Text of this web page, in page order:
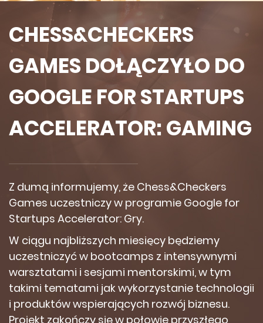
CHESS&CHECKERS
GAMES DOŁĄCZYŁO DO
GOOGLE FOR STARTUPS
ACCELERATOR: GAMING
Z dumą informujemy, że Chess&Checkers
Games uczestniczy w programie Google for
Startups Accelerator: Gry.
W ciągu najbliższych miesięcy będziemy
uczestniczyć w bootcamps z intensywnymi
warsztatami i sesjami mentorskimi, w tym
takimi tematami jak wykorzystanie technologii
i produktów wspierających rozwój biznesu.
Projekt zakończy się w połowie przyszłego